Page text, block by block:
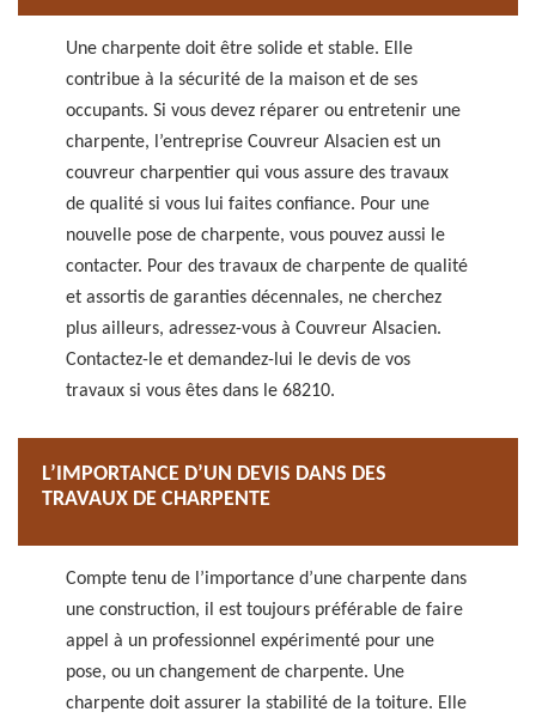
Une charpente doit être solide et stable. Elle
contribue à la sécurité de la maison et de ses
occupants. Si vous devez réparer ou entretenir une
charpente, l’entreprise Couvreur Alsacien est un
couvreur charpentier qui vous assure des travaux
de qualité si vous lui faites confiance. Pour une
nouvelle pose de charpente, vous pouvez aussi le
contacter. Pour des travaux de charpente de qualité
et assortis de garanties décennales, ne cherchez
plus ailleurs, adressez-vous à Couvreur Alsacien.
Contactez-le et demandez-lui le devis de vos
travaux si vous êtes dans le 68210.
L’IMPORTANCE D’UN DEVIS DANS DES
TRAVAUX DE CHARPENTE
Compte tenu de l’importance d’une charpente dans
une construction, il est toujours préférable de faire
appel à un professionnel expérimenté pour une
pose, ou un changement de charpente. Une
charpente doit assurer la stabilité de la toiture. Elle